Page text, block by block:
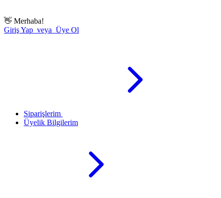
👋 Merhaba!
Giriş Yap veya Üye Ol
Siparişlerim
Üyelik Bilgilerim